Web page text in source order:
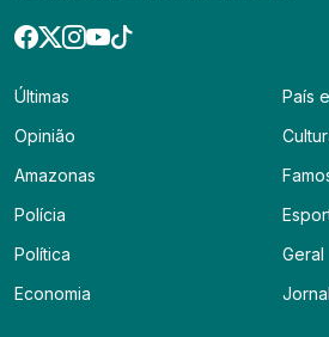
Últimas
Opinião
Amazonas
Polícia
Política
Economia
País
Geral
Jornal